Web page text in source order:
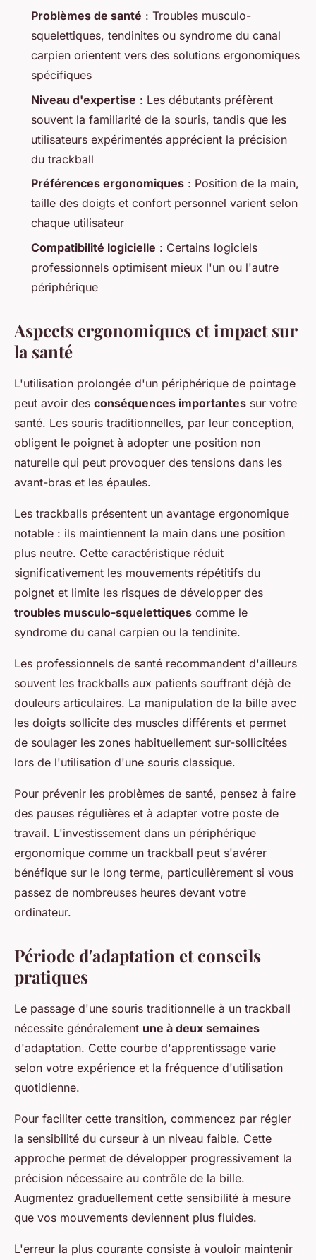
Problèmes de santé : Troubles musculo-
squelettiques, tendinites ou syndrome du canal
carpien orientent vers des solutions ergonomiques
spécifiques
Niveau d'expertise : Les débutants préfèrent
souvent la familiarité de la souris, tandis que les
utilisateurs expérimentés apprécient la précision
du trackball
Préférences ergonomiques : Position de la main,
taille des doigts et confort personnel varient selon
chaque utilisateur
Compatibilité logicielle : Certains logiciels
professionnels optimisent mieux l'un ou l'autre
périphérique
Aspects ergonomiques et impact sur
la santé
L'utilisation prolongée d'un périphérique de pointage
peut avoir des conséquences importantes sur votre
santé. Les souris traditionnelles, par leur conception,
obligent le poignet à adopter une position non
naturelle qui peut provoquer des tensions dans les
avant-bras et les épaules.
Les trackballs présentent un avantage ergonomique
notable : ils maintiennent la main dans une position
plus neutre. Cette caractéristique réduit
significativement les mouvements répétitifs du
poignet et limite les risques de développer des
troubles musculo-squelettiques comme le
syndrome du canal carpien ou la tendinite.
Les professionnels de santé recommandent d'ailleurs
souvent les trackballs aux patients souffrant déjà de
douleurs articulaires. La manipulation de la bille avec
les doigts sollicite des muscles différents et permet
de soulager les zones habituellement sur-sollicitées
lors de l'utilisation d'une souris classique.
Pour prévenir les problèmes de santé, pensez à faire
des pauses régulières et à adapter votre poste de
travail. L'investissement dans un périphérique
ergonomique comme un trackball peut s'avérer
bénéfique sur le long terme, particulièrement si vous
passez de nombreuses heures devant votre
ordinateur.
Période d'adaptation et conseils
pratiques
Le passage d'une souris traditionnelle à un trackball
nécessite généralement une à deux semaines
d'adaptation. Cette courbe d'apprentissage varie
selon votre expérience et la fréquence d'utilisation
quotidienne.
Pour faciliter cette transition, commencez par régler
la sensibilité du curseur à un niveau faible. Cette
approche permet de développer progressivement la
précision nécessaire au contrôle de la bille.
Augmentez graduellement cette sensibilité à mesure
que vos mouvements deviennent plus fluides.
L'erreur la plus courante consiste à vouloir maintenir